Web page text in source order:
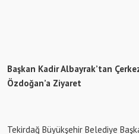
Başkan Kadir Albayrak’tan
Özdoğan’a Ziyaret
Tekirdağ Büyükşehir Belediye